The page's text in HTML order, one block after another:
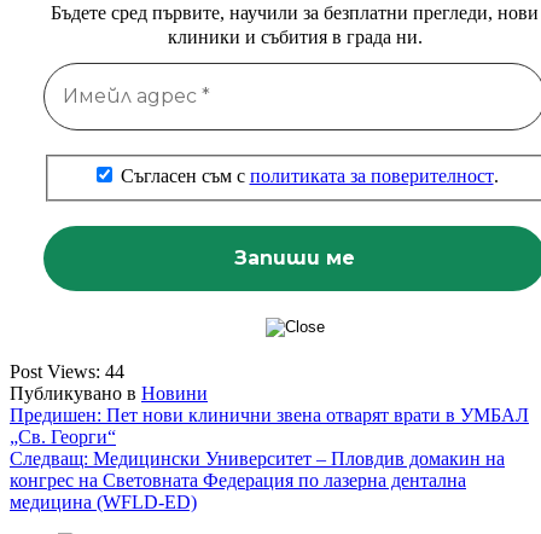
Бъдете сред първите, научили за безплатни прегледи, нови
клиники и събития в града ни.
Съгласен съм с политиката за поверителност.
Post Views: 44
Публикувано в Новини
Навигация
Предишен: Пет нови клинични звена отварят врати в УМБАЛ
„Св. Георги“
Следващ: Медицински Университет – Пловдив домакин на
конгрес на Световната Федерация по лазерна дентална
медицина (WFLD-ED)